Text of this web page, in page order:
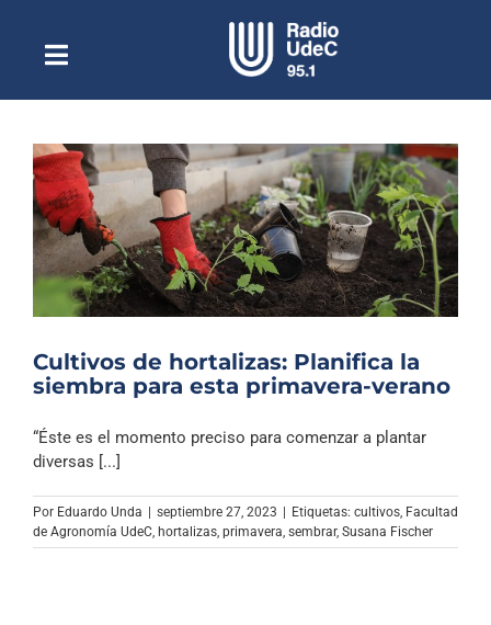
contenidoToggle
NavigationEscuchar Radio UdeC en vivo
Quiénes Somos
Programación
Podcast
Noticias
Columnas
Archivo Sonoro
Cultivos de hortalizas: Planifica la
siembra para esta primavera-verano
“Éste es el momento preciso para comenzar a plantar
diversas [...]
Por Eduardo Unda | septiembre 27, 2023 | Etiquetas: cultivos Facultad
de Agronomía UdeC hortalizas primavera sembrar, Susana Fischer